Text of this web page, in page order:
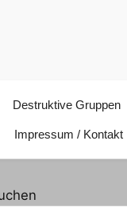
Destruktive Gruppen
Impressum / Kontakt